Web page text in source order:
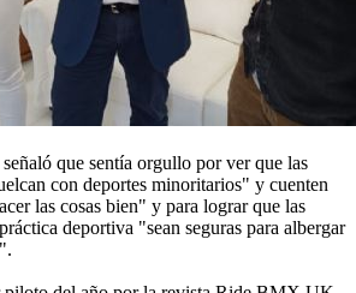
que sentía orgullo por ver que las
con deportes minoritarios" y cuenten
las cosas bien" y para lograr que las
deportiva "sean seguras para albergar